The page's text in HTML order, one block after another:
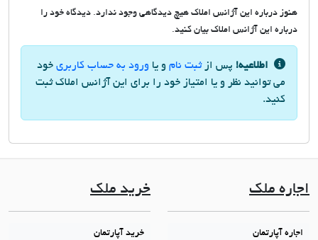
هنوز درباره این آژانس املاک هیچ دیدگاهی وجود ندارد. دیدگاه خود را
درباره این آژانس املاک بیان کنید.
اطلاعیه! پس ازثبت نام و یا ورود به حساب کاربری خود
می توانید نظر و یا امتیاز خود را برای این آژانس املاک ثبت
کنید.
اجاره ملک
اجاره آپارتمان
خرید ملک
خرید آپارتمان